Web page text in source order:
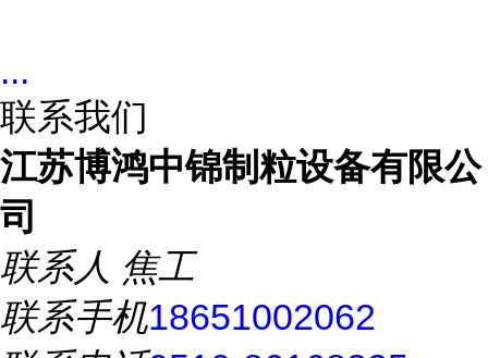
...
联系我们
江苏博鸿中锦制粒设备有限公
司
联系人 焦工
联系手机18651002062